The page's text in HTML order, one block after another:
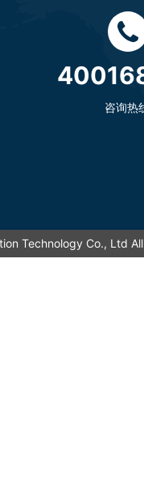
Technology Co.,
咨询热